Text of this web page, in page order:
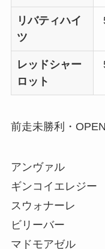
リバティハイ
ツ
レッドシャー
ロット
前走未勝利・
アンヴァル
ギンコイエレジー
スウォナーレ
ビリーバー
マドモアゼル